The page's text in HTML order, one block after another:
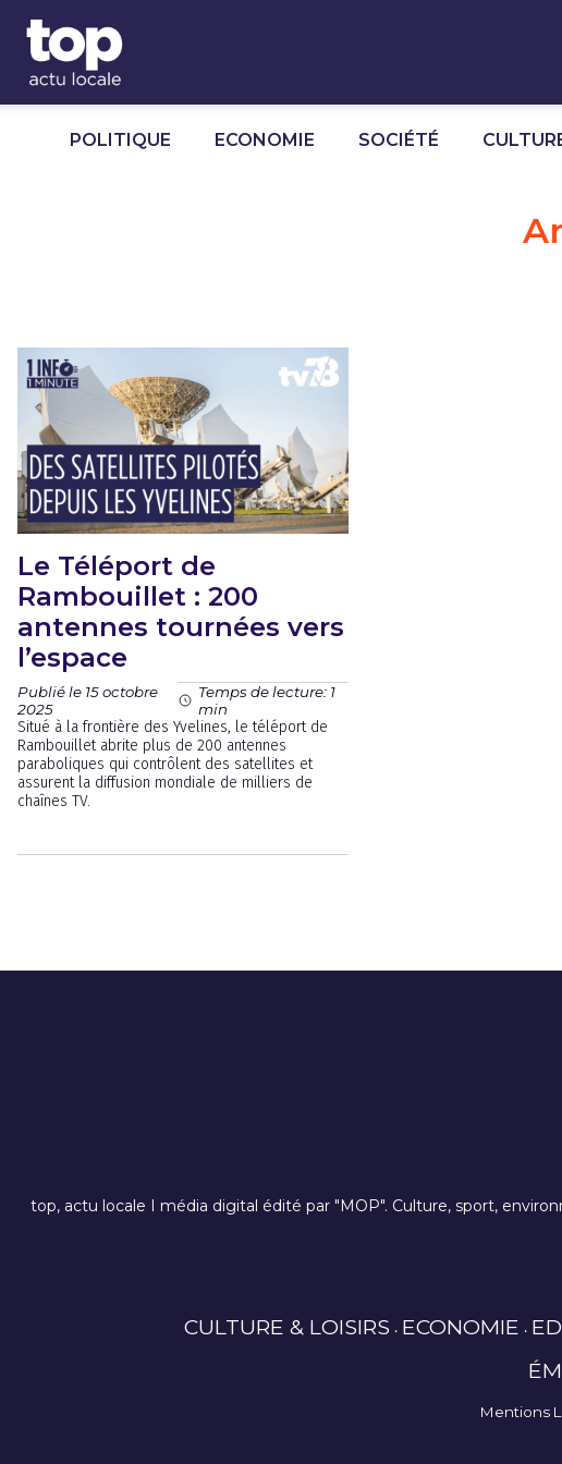
POLITIQUE ECONOMIE SOCIÉTÉ
Le Téléport de
Rambouillet : 200
antennes tournées vers
l’espace
Publié le 15 octobre
2025
Temps de lecture: 1
min
Situé à la frontière des Yvelines, le téléport de
Rambouillet abrite plus de 200 antennes
paraboliques qui contrôlent des satellites et
assurent la diffusion mondiale de milliers de
chaînes TV.
top, actu locale I média digital édité par "MOP". Culture, sport,
CULTURE & LOISIRS ECONOMIE
Mentions